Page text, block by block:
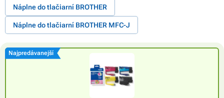
Náplne do tlačiarní BROTHER
Náplne do tlačiarní BROTHER MFC-J
Najpredávanejší